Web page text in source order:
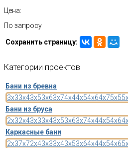
Цена:
По запросу
Сохранить страницу:
Категории проектов
Бани из бревна
3x33x43x53x63x74x44x54x64x75x5
Бани из бруса
2x32x43x33x43x53x63x74x44x54x6
Каркасные бани
2x37x72x43x33x43x53x64x44x54x6